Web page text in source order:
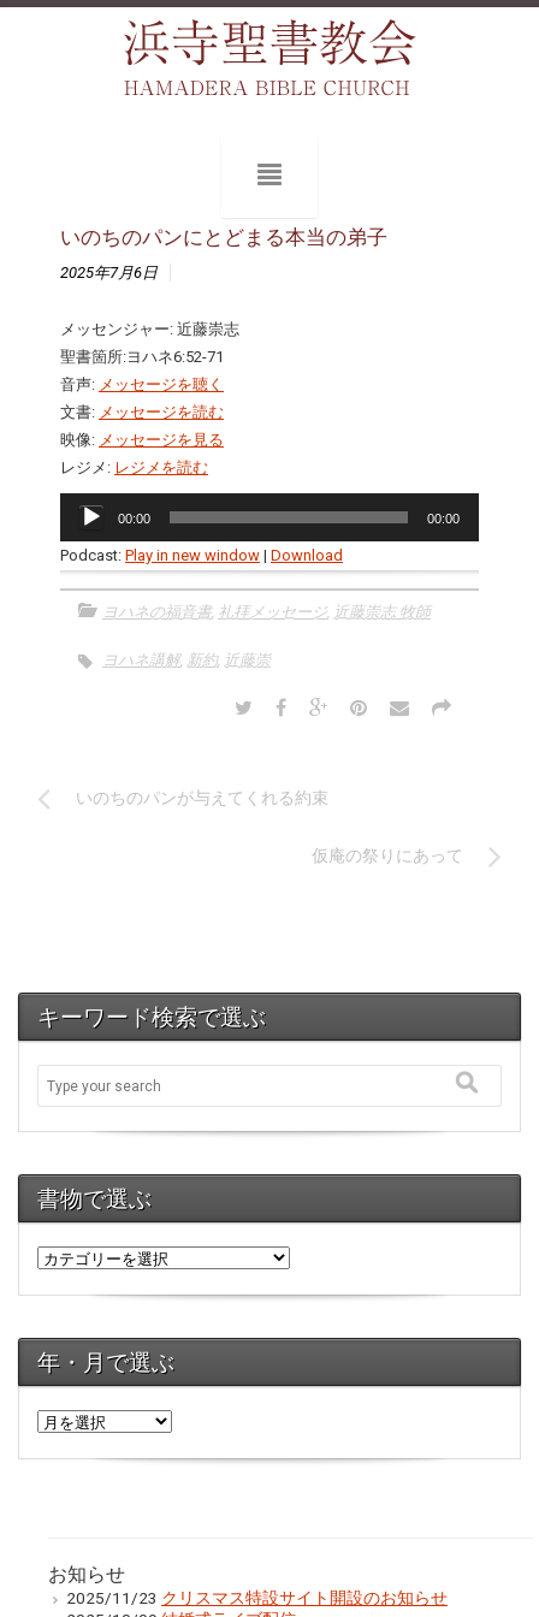
いのちのパンにとどまる本当の弟子
2025年7月6日
メッセンジャー: 近藤崇志
聖書箇所:ヨハネ6:52-71
音声: メッセージを聴く
文書: メッセージを読む
映像: メッセージを見る
レジメ: レジメを読む
プ
レ
00:00 00:00
Podcast: Play in new window | Download
ヨハネの福音書, 礼拝メッセージ, 近藤崇志 牧師
ヨハネ講解, 新約, 近藤崇
いのちのパンが与えてくれる約束
仮庵の祭りにあって
キーワード検索で選ぶ
書物で選ぶ
年・月で選ぶ
年・
で
お知らせ
2025/11/23 クリスマス特設サイト開設のお知らせ